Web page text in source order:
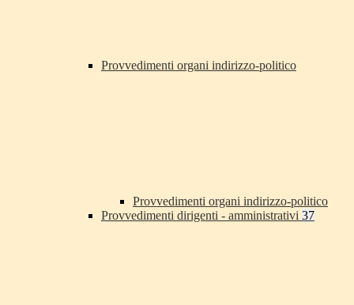
Provvedimenti organi indirizzo-politico
Provvedimenti organi indirizzo-politico
Provvedimenti dirigenti - amministrativi 37